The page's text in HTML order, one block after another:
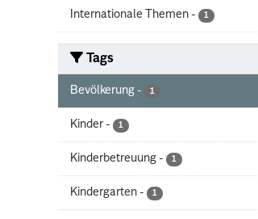
Internationale Themen - 1
Tags
Bevölkerung - 1
Kinder - 1
Kinderbetreuung - 1
Kindergarten - 1